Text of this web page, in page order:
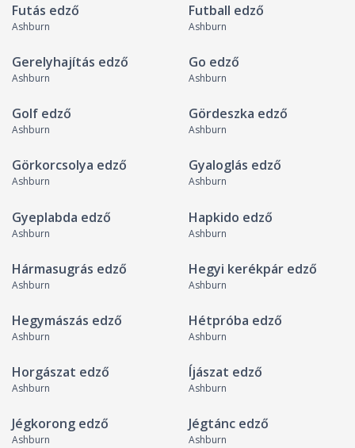
Futás edző
Ashburn
Futball edző
Ashburn
Gerelyhajítás edző
Ashburn
Go edző
Ashburn
Golf edző
Ashburn
Gördeszka edző
Ashburn
Görkorcsolya edző
Ashburn
Gyaloglás edző
Ashburn
Gyeplabda edző
Ashburn
Hapkido edző
Ashburn
Hármasugrás edző
Ashburn
Hegyi kerékpár edző
Ashburn
Hegymászás edző
Ashburn
Hétpróba edző
Ashburn
Horgászat edző
Ashburn
Íjászat edző
Ashburn
Jégkorong edző
Ashburn
Jégtánc edző
Ashburn